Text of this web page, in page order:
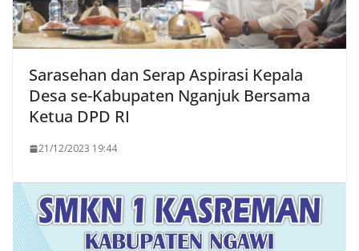
Sarasehan dan Serap Aspirasi Kepala
Desa se-Kabupaten Nganjuk Bersama
Ketua DPD RI
21/12/2023 19:44